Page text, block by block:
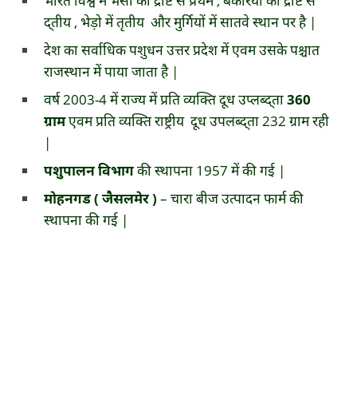
द्तीय , भेड़ो में तृतीय और मुर्गियों में सातवे स्थान पर है |
देश का सर्वाधिक पशुधन उत्तर प्रदेश में एवम उसके पश्चात
राजस्थान में पाया जाता है |
वर्ष 2003-4 में राज्य में प्रति व्यक्ति दूध उप्लब्द्ता360
ग्रामएवम प्रति व्यक्ति राष्ट्रीय दूध उपलब्द्ता 232 ग्राम रही
|
पशुपालन विभागकी स्थापना 1957 में की गई |
मोहनगड ( जैसलमेर ) – चारा बीज उत्पादन फार्म की
स्थापना की गई |